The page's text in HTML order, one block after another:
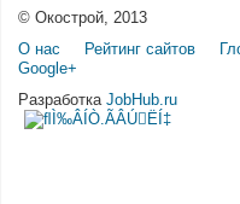
© Окострой, 2013
О нас
Рейтинг сайтов
Google+
Разработка JobHub.ru